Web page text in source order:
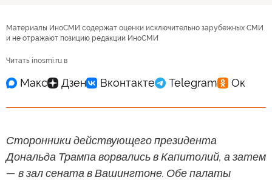
Материалы ИноСМИ содержат оценки исключительно зарубежных СМИ
и не отражают позицию редакции ИноСМИ
Читать inosmi.ru в
Сторонники действующего президента
Дональда Трампа ворвались в Капитолий, а затем
— в зал сената в Вашингтоне. Обе палаты